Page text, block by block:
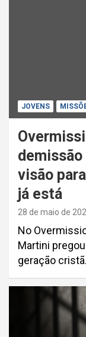
JOVENS
visão
já está
28 de maio de
No
Martini
geração